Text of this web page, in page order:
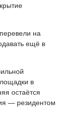
на
ещё в
в
остаётся
— резидентом